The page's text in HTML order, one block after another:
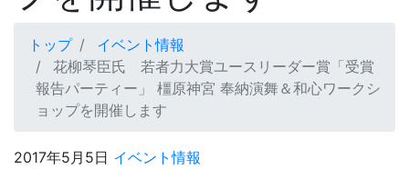
トップ
イベント情報
花柳琴臣氏 若者力大賞ユースリーダー賞「受賞
報告パーティー」 橿原神宮 奉納演舞＆和心ワークシ
ョップを開催します
2017年5月5日 イベント情報